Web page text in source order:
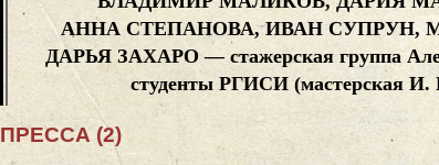
АННА СТЕПАНОВА, ИВАН СУПРУН,
ДАРЬЯ ЗАХАРО — стажерская группа
студенты РГИСИ (мастерская И.
ПРЕССА (2)